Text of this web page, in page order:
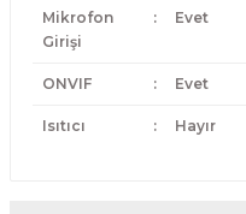
Mikrofon
Girişi
: Evet
ONVIF : Evet
Isıtıcı : Hayır